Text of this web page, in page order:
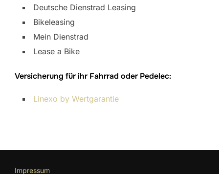
Deutsche Dienstrad Leasing
Bikeleasing
Mein Dienstrad
Lease a Bike
Versicherung für ihr Fahrrad oder Pedelec:
Linexo by Wertgarantie
Impressum